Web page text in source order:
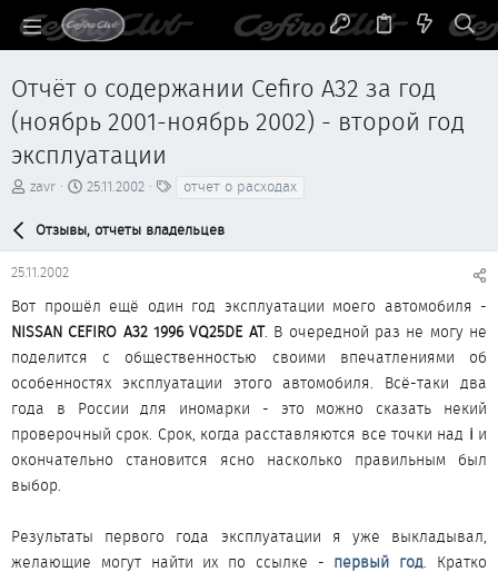
Отчёт о содержании Cefiro A32 за год
(ноябрь 2001-ноябрь 2002) - второй год
эксплуатации
А
р
т
е
м
ы
zavr
Д
т
а
ч
а
л
25.11.2002
г
отчет о расходах
Отзывы, отчеты владельцев
25.11.2002
Вот прошёл ещё один год эксплуатации моего автомобиля -
NISSAN CEFIRO A32 1996 VQ25DE AT. В очередной раз не могу не
поделится с общественностью своими впечатлениями об
особенностях эксплуатации этого автомобиля. Всё-таки два
года в России для иномарки - это можно сказать некий
проверочный срок. Срок, когда расставляются все точки над i и
окончательно становится ясно насколько правильным был
выбор.
Результаты первого года эксплуатации я уже выкладывал,
желающие могут найти их по ссылке - первый год. Кратко